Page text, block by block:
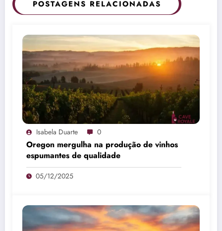
POSTAGENS RELACIONADAS
Isabela Duarte 0
Oregon mergulha na produção de vinhos
espumantes de qualidade
05/12/2025